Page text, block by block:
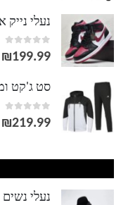
0
out of 5
₪199.99
0
out of 5
₪219.99